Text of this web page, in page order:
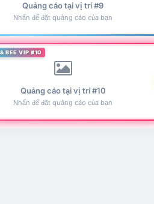
Quảng cáo tại vị trí #9
Nhấn để đặt quảng cáo của bạn
BEE VIP #10
Quảng cáo tại vị trí #10
Nhấn để đặt quảng cáo của bạn